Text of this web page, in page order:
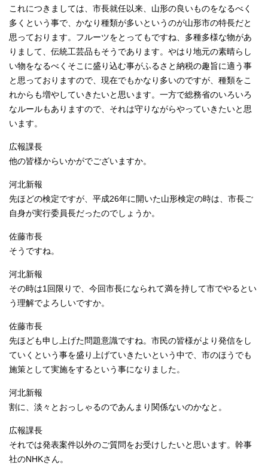
これにつきましては、市長就任以来、山形の良いものをなるべく
多くという事で、かなり種類が多いというのが山形市の特長だと
思っております。フルーツをとってもですね、多種多様な物があ
りまして、伝統工芸品もそうであります。やはり地元の素晴らし
い物をなるべくそこに盛り込む事がふるさと納税の趣旨に適う事
と思っておりますので、現在でもかなり多いのですが、種類をこ
れからも増やしていきたいと思います。一方で総務省のいろいろ
なルールもありますので、それは守りながらやっていきたいと思
います。
広報課長
他の皆様からいかがでございますか。
河北新報
先ほどの検定ですが、平成26年に開いた山形検定の時は、市長ご
自身が実行委員長だったのでしょうか。
佐藤市長
そうですね。
河北新報
その時は1回限りで、今回市長になられて満を持して市でやるとい
う理解でよろしいですか。
佐藤市長
先ほども申し上げた問題意識ですね。市民の皆様がより発信をし
ていくという事を盛り上げていきたいという中で、市のほうでも
施策として実施をするという事になりました。
河北新報
割に、淡々とおっしゃるのであんまり関係ないのかなと。
広報課長
それでは発表案件以外のご質問をお受けしたいと思います。幹事
社のNHKさん。